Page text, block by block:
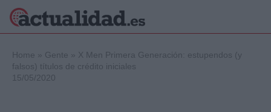
Home » Gente » X Men Primera Generación: estupendos (y
falsos) títulos de crédito iniciales
15/05/2020